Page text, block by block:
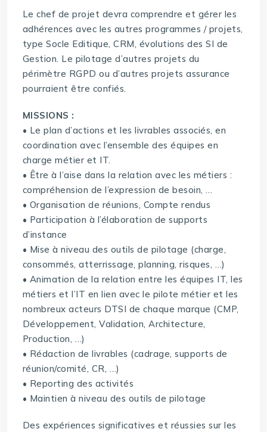
Le chef de projet devra comprendre et gérer les
adhérences avec les autres programmes / projets,
type Socle Editique, CRM, évolutions des SI de
Gestion. Le pilotage d’autres projets du
périmètre RGPD ou d’autres projets assurance
pourraient être confiés.
MISSIONS :
• Le plan d’actions et les livrables associés, en
coordination avec l’ensemble des équipes en
charge métier et IT.
• Être à l’aise dans la relation avec les métiers :
compréhension de l’expression de besoin, …
• Organisation de réunions, Compte rendus
• Participation à l’élaboration de supports
d’instance
• Mise à niveau des outils de pilotage (charge,
consommés, atterrissage, planning, risques, …)
• Animation de la relation entre les équipes IT, les
métiers et l’IT en lien avec le pilote métier et les
nombreux acteurs DTSI de chaque marque (CMP,
Développement, Validation, Architecture,
Production, …)
• Rédaction de livrables (cadrage, supports de
réunion/comité, CR, …)
• Reporting des activités
• Maintien à niveau des outils de pilotage
Des expériences significatives et réussies sur les